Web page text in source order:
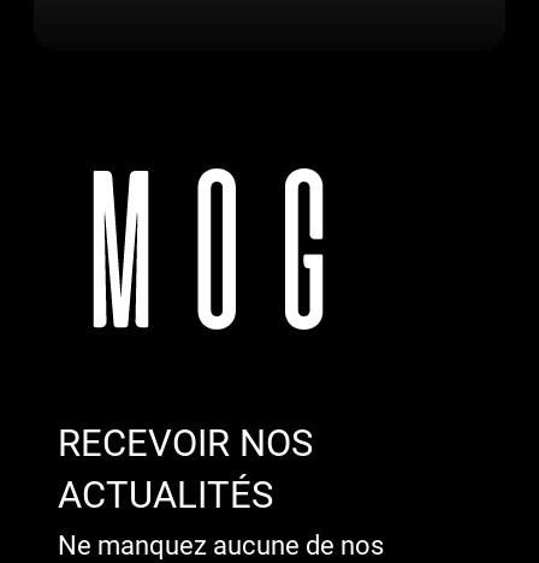
RECEVOIR NOS
ACTUALITÉS
Ne manquez aucune de nos